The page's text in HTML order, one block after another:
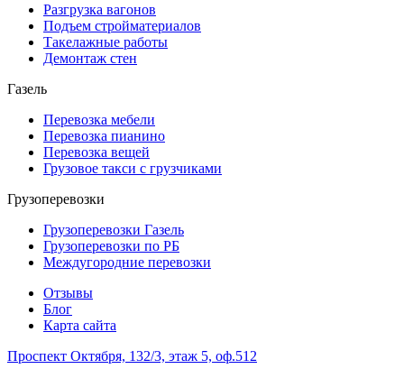
Разгрузка вагонов
Подъем стройматериалов
Такелажные работы
Демонтаж стен
Газель
Перевозка мебели
Перевозка пианино
Перевозка вещей
Грузовое такси с грузчиками
Грузоперевозки
Грузоперевозки Газель
Грузоперевозки по РБ
Междугородние перевозки
Отзывы
Блог
Карта сайта
Проспект Октября, 132/3, этаж 5, оф.512